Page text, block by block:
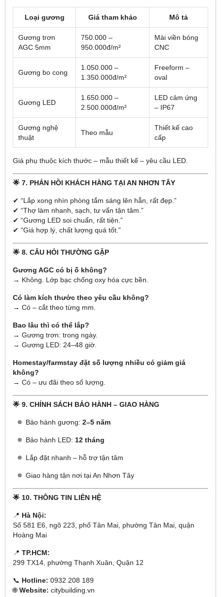
Loại gương Giá tham khảo Mô tả
Gương trơn
AGC 5mm
750.000 –
950.000đ/m²
Mài viền bóng
CNC
Gương bo cong
1.050.000 –
1.350.000đ/m²
Freeform –
oval
Gương LED
1.650.000 –
2.500.000đ/m²
LED cảm ứng
– IP67
Gương nghệ
thuật
Theo mẫu
Thiết kế cao
cấp
Giá phụ thuộc kích thước – mẫu thiết kế – yêu cầu LED.
🌟 7. PHẢN HỒI KHÁCH HÀNG TẠI AN NHƠN TÂY
✔ “Lắp xong nhìn phòng tắm sáng lên hẳn, rất đẹp.”
✔ “Thợ làm nhanh, sạch, tư vấn tận tâm.”
✔ “Gương LED soi chuẩn, rất tiện.”
✔ “Giá hợp lý, chất lượng quá tốt.”
🌟 8. CÂU HỎI THƯỜNG GẶP
Gương AGC có bị ố không?
→ Không. Lớp bạc chống oxy hóa cực bền.
Có làm kích thước theo yêu cầu không?
→ Có – cắt theo từng mm.
Bao lâu thì có thể lắp?
→ Gương trơn: trong ngày.
→ Gương LED: 24–48 giờ.
Homestay/farmstay đặt số lượng nhiều có giảm giá
không?
→ Có – ưu đãi theo số lượng.
🌟 9. CHÍNH SÁCH BẢO HÀNH – GIAO HÀNG
Bảo hành gương: 2–5 năm
Bảo hành LED: 12 tháng
Lắp đặt nhanh – hỗ trợ tận tâm
Giao hàng tận nơi tại An Nhơn Tây
🌟 10. THÔNG TIN LIÊN HỆ
📍 Hà Nội:
Số 581 E6, ngõ 223, phố Tân Mai, phường Tân Mai, quận
Hoàng Mai
📍 TP.HCM:
299 TX14, phường Thạnh Xuân, Quận 12
📞 Hotline: 0932 208 189
🌐Website: citybuilding.vn